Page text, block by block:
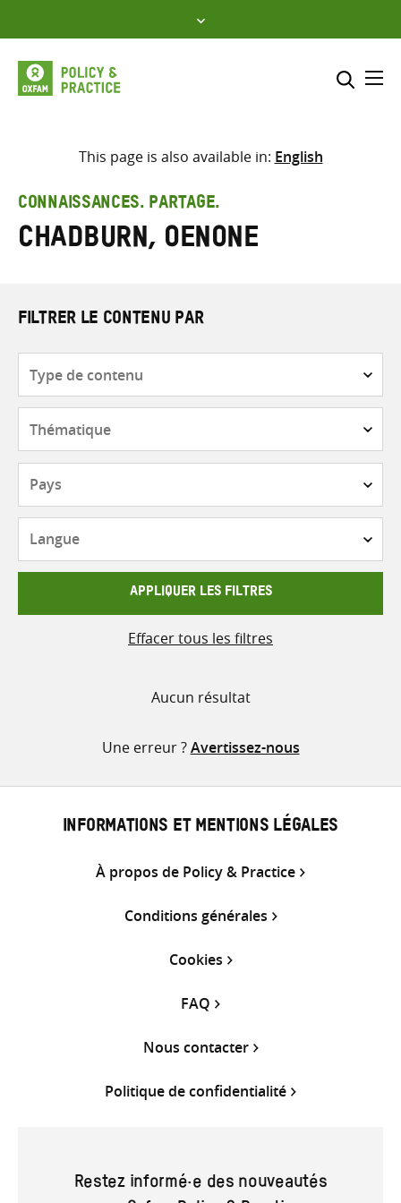
to
content
Sélectionner l’emplacement
Saisir
les
termes
This page is also available in: English
CONNAISSANCES. PARTAGE.
Chadburn, Oenone
FILTRER LE CONTENU PAR
contenu
APPLIQUER LES FILTRES
Effacer tous les filtres
Aucun résultat
Une erreur ?Avertissez-nous
INFORMATIONS ET MENTIONS LÉGALES
À propos de Policy & Practice
Conditions générales
Cookies
FAQ
Nous contacter
Politique de confidentialité
Restez informé·e des nouveautés